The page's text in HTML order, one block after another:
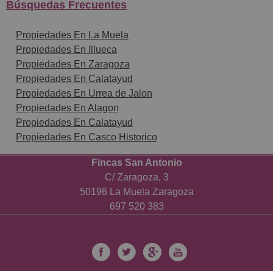
Búsquedas Frecuentes
Propiedades En La Muela
Propiedades En Illueca
Propiedades En Zaragoza
Propiedades En Calatayud
Propiedades En Urrea de Jalon
Propiedades En Alagon
Propiedades En Calatayud
Propiedades En Casco Historico
Fincas San Antonio
C/ Zaragoza, 3
50196 La Muela Zaragoza
697 520 383